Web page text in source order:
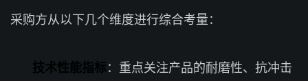
采购方从以下几个维度进行综合考量：
技术性能指标：重点关注产品的耐磨性、抗冲击